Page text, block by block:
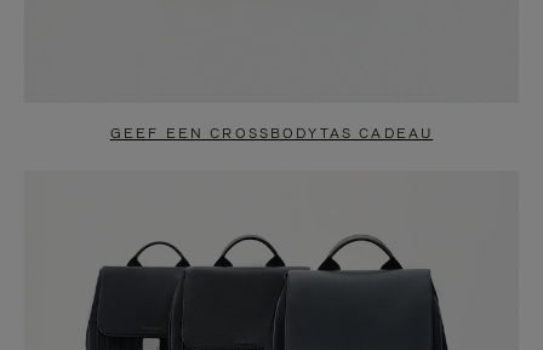
GEEF EEN CROSSBODYTAS CADEAU